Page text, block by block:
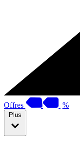
Offres %
Plus